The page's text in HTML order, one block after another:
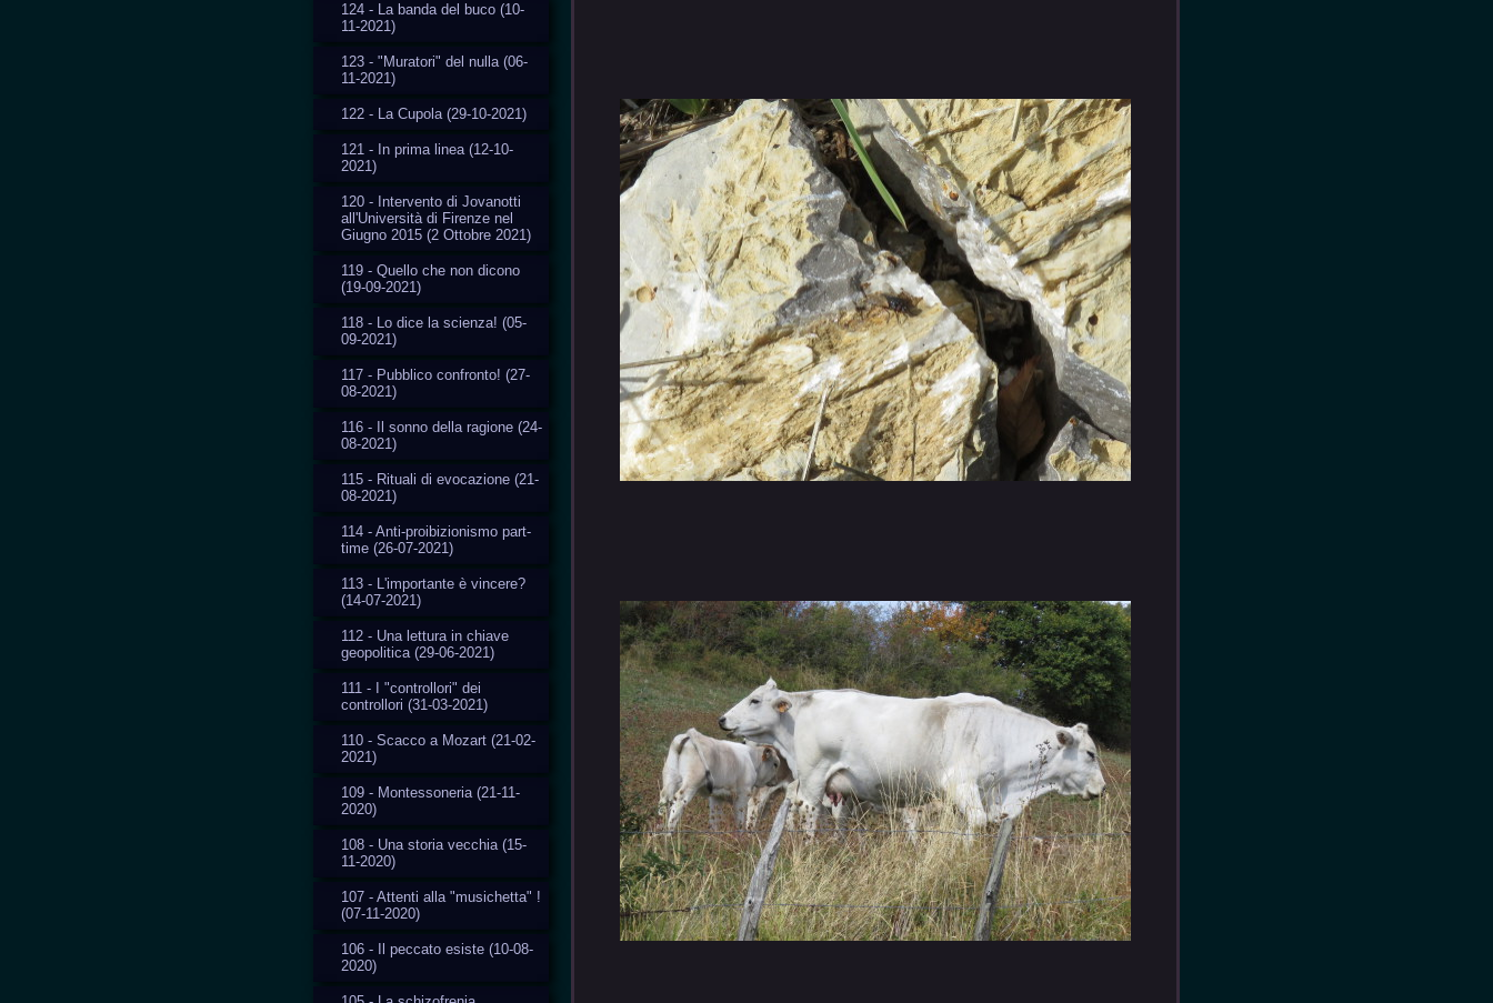
124 - La banda del buco (10-
11-2021)
123 - "Muratori" del nulla (06-
11-2021)
122 - La Cupola (29-10-2021)
121 - In prima linea (12-10-
2021)
120 - Intervento di Jovanotti
all'Università di Firenze nel
Giugno 2015 (2 Ottobre 2021)
119 - Quello che non dicono
(19-09-2021)
118 - Lo dice la scienza! (05-
09-2021)
117 - Pubblico confronto! (27-
08-2021)
116 - Il sonno della ragione (24-
08-2021)
115 - Rituali di evocazione (21-
08-2021)
114 - Anti-proibizionismo part-
time (26-07-2021)
113 - L'importante è vincere?
(14-07-2021)
112 - Una lettura in chiave
geopolitica (29-06-2021)
111 - I "controllori" dei
controllori (31-03-2021)
110 - Scacco a Mozart (21-02-
2021)
109 - Montessoneria (21-11-
2020)
108 - Una storia vecchia (15-
11-2020)
107 - Attenti alla "musichetta" !
(07-11-2020)
106 - Il peccato esiste (10-08-
2020)